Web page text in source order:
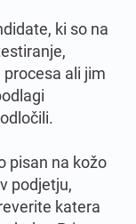
ki so na
ali jim
pisan na kožo
podjetju,
katera